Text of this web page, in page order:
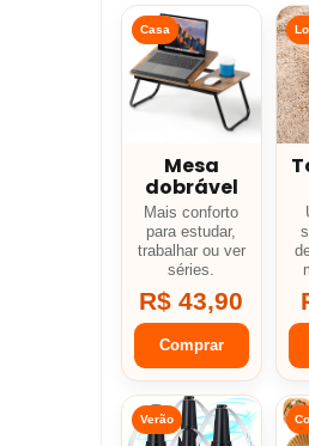
Casa
Mesa
dobrável
Mais conforto
para estudar,
trabalhar ou ver
séries.
R$ 43,90
Comprar
Verão